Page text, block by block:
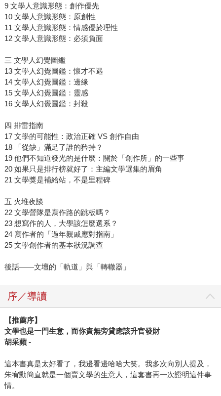
9 文學人意識形態：創作優先
10 文學人意識形態：原創性
11 文學人意識形態：情感優於理性
12 文學人意識形態：必須負面
三 文學人幻覺圖鑑
13 文學人幻覺圖鑑：懷才不遇
14 文學人幻覺圖鑑：邊緣
15 文學人幻覺圖鑑：靈感
16 文學人幻覺圖鑑：封殺
四 排雷指南
17 文學的可能性：政治正確 VS 創作自由
18 「從缺」滿足了誰的矜持？
19 他們不知道發光的是什麼：關於「創作所」的一些事
20 如果只是排行榜就好了：主編文學選集的眉角
21 文學獎是補給站，不是里程碑
五 火堆夜談
22 文學營隊是寫作路的跳板嗎？
23 想寫作的人，大學該怎麼選系？
24 寫作者的「過年親戚應對指南」
25 文學創作者的基本狀況調查
後話——文壇的「軌道」與「轉轍器」
序／導讀
【推薦序】
文學也是一門生意，而你責無旁貸應該升官發財
胡采蘋 -
這本書真是太好看了，我邊看邊哈哈大笑。我多次向別人提及，
朱宥勳簡直就是一個賣文學的生意人，這套書再一次證明這件事
情。